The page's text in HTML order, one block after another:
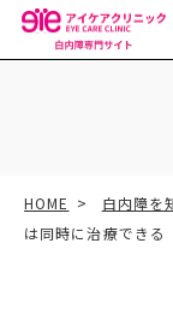
HOME 白内障を
は同時に治療できる